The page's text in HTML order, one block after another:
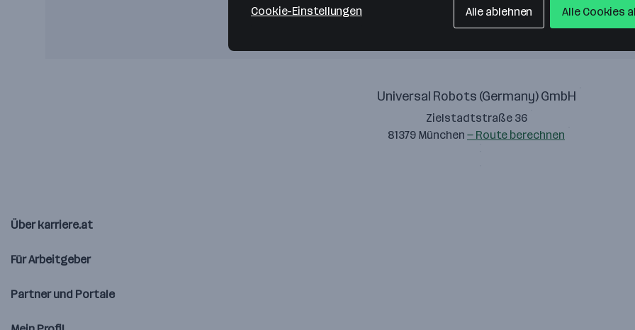
Universal Robots (Germany) GmbH
Zielstadtstraße 36
81379 München — Route berechnen
Über karriere.at
Für Arbeitgeber
Partner und Portale
Cookie-Einstellungen Alle ablehnen Alle Cookies